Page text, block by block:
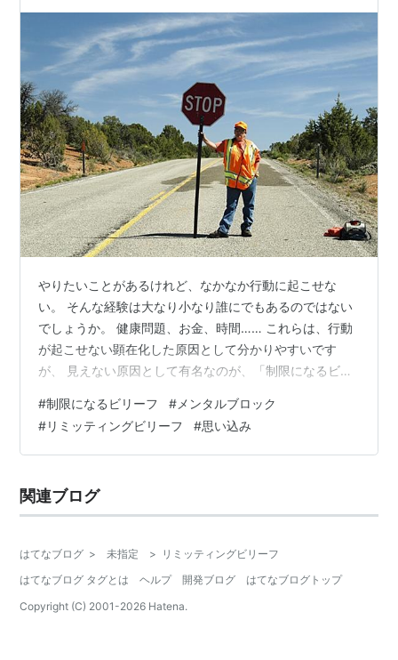
やりたいことがあるけれど、なかなか行動に起こせな
い。 そんな経験は大なり小なり誰にでもあるのではない
でしょうか。 健康問題、お金、時間…… これらは、行動
が起こせない顕在化した原因として分かりやすいです
が、 見えない原因として有名なのが、「制限になるビリ
のことです。 「メンタルブロック」や「リミッティング
ビリーフ（Limiting beliefs）」とも言われています。 例
えば、オリンピックで金メダルを目指すアスリートが
みを持っていたらどうでしょうか？ 金メダルを獲りたい
という気持ちは強くても…
#制限になるビリーフ # メンタルブロック
#リミッティングビリーフ #思い込み
関連ブログ
はてなブログ > 未指定 >
リミッティングビリーフ
はてなブログ タグとは
ヘルプ 開発ブログ
はてなブログトップ
Copyright (C) 2001-2026 Hatena.